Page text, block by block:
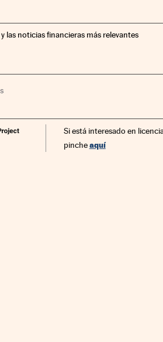
las noticias financieras más relevantes
Si está interesado en
pincheaquí